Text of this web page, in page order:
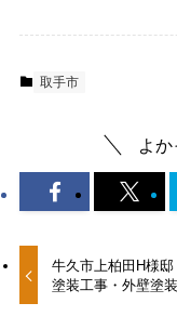
取手市
よか
牛久市上柏田H様邸
塗装工事・外壁塗